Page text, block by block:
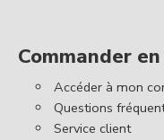
Commander
Accéder à mon
Questions
Service client